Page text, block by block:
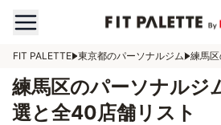
FIT PALETTE 東京都のパーソナルジム 練馬
練馬区のパーソナルジ
選と全40店舗リスト